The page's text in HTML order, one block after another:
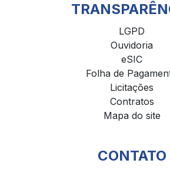
LGPD
Ouvidoria
eSIC
Folha de
Licitações
Contratos
Mapa do site
CONTATO